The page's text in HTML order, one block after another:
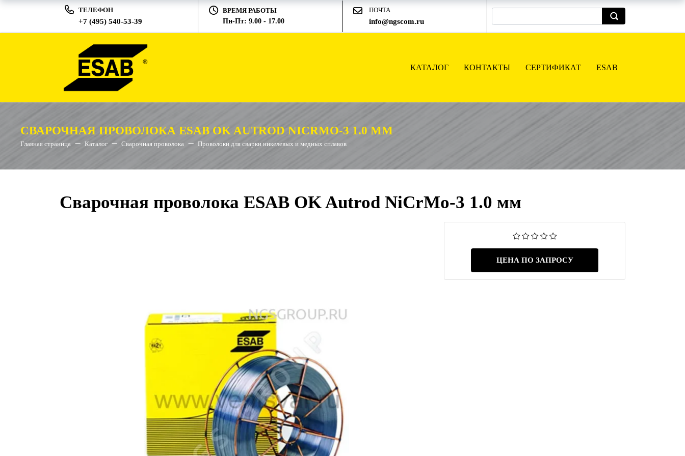
ТЕЛЕФОН
+7 (495) 540-53-39
ВРЕМЯ РАБОТЫ
Пн-Пт: 9.00 - 17.00
ПОЧТА
info@ngscom.ru
КАТАЛОГ КОНТАКТЫ СЕРТИФИКАТ ESAB
СВАРОЧНАЯ ПРОВОЛОКА ESAB OK AUTROD NICRMO-3 1.0 ММ
Главная страница Каталог Сварочная проволока Проволоки для сварки никелевых и медных сплавов
Сварочная проволока ESAB OK Autrod NiCrMo-3 1.0 мм
ЦЕНА ПО ЗАПРОСУ